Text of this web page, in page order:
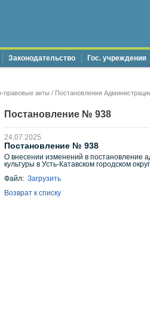
Законодательство Гос. учреждения
правовые акты / Постановления
Постановление № 938
24.07.2025
Постановление № 938
О внесении изменений в постановление
культуры в Усть-Катавском городском
Файл: Загрузить
Возврат к списку